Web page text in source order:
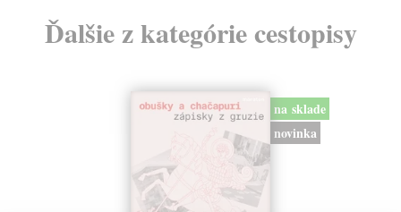
Ďalšie z kategórie cestopisy
na sklade
novinka